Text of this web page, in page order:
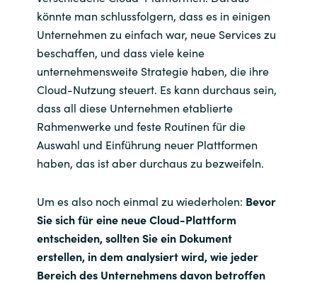
könnte man schlussfolgern, dass es in einigen
Unternehmen zu einfach war, neue Services zu
beschaffen, und dass viele keine
unternehmensweite Strategie haben, die ihre
Cloud-Nutzung steuert. Es kann durchaus sein,
dass all diese Unternehmen etablierte
Rahmenwerke und feste Routinen für die
Auswahl und Einführung neuer Plattformen
haben, das ist aber durchaus zu bezweifeln.
Um es also noch einmal zu wiederholen: Bevor
Sie sich für eine neue Cloud-Plattform
entscheiden, sollten Sie ein Dokument
erstellen, in dem analysiert wird, wie jeder
Bereich des Unternehmens davon betroffen